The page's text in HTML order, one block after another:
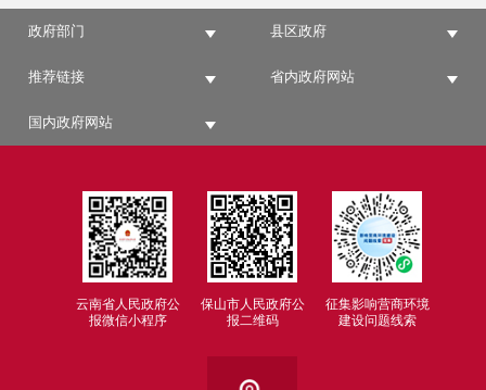
政府部门 县区政府
推荐链接 省内政府网站
国内政府网站
云南省人民政府公
报微信小程序
保山市人民政府公
报二维码
征集影响营商环境
建设问题线索